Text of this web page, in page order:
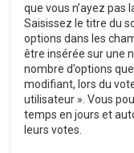
que vous n’ayez pas
Saisissez le titre du
options dans les
être insérée sur une
nombre d’options
modifiant, lors du
utilisateur ». Vous
temps en jours et
leurs votes.